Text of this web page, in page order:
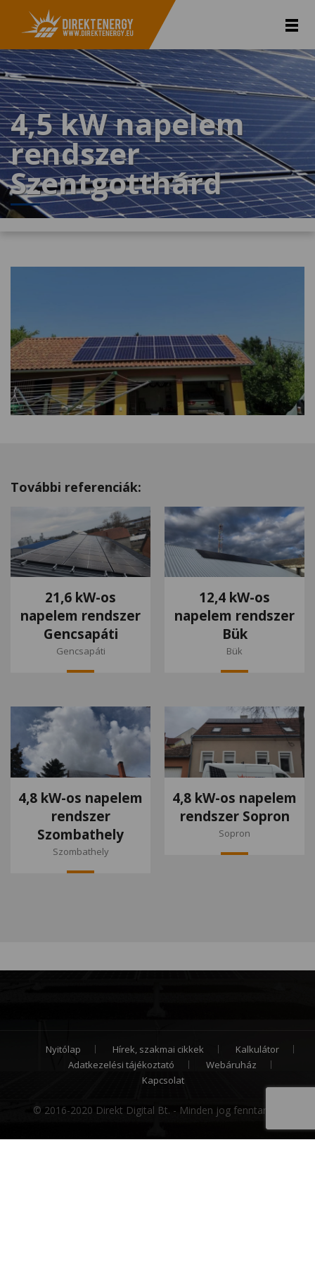
4,5 kW napelem
rendszer
Szentgotthárd
További referenciák:
21,6 kW-os
napelem rendszer
Gencsapáti
Gencsapáti
12,4 kW-os
napelem rendszer
Bük
Bük
4,8 kW-os napelem
rendszer
Szombathely
Szombathely
4,8 kW-os napelem
rendszer Sopron
Sopron
Nyitólap Hírek, szakmai cikkek
Kalkulátor
Adatkezelési tájékoztató
Webáruház
Kapcsolat
© 2016-2020 Direkt Digital Bt. - Minden jog fenntartva.